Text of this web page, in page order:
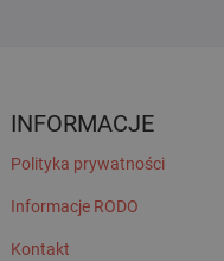
INFORMACJE
Polityka prywatności
Informacje RODO
Kontakt